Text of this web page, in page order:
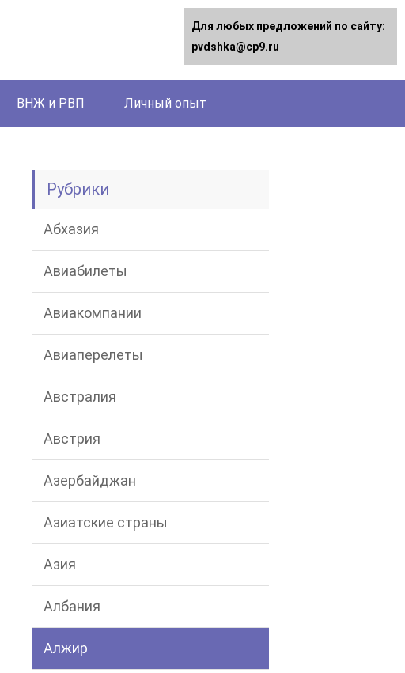
ВНЖ и РВП Личный опыт
Рубрики
Абхазия
Авиабилеты
Авиакомпании
Авиаперелеты
Австралия
Австрия
Азербайджан
Азиатские страны
Азия
Албания
Алжир
Для любых предложений по сайту:
pvdshka@cp9.ru